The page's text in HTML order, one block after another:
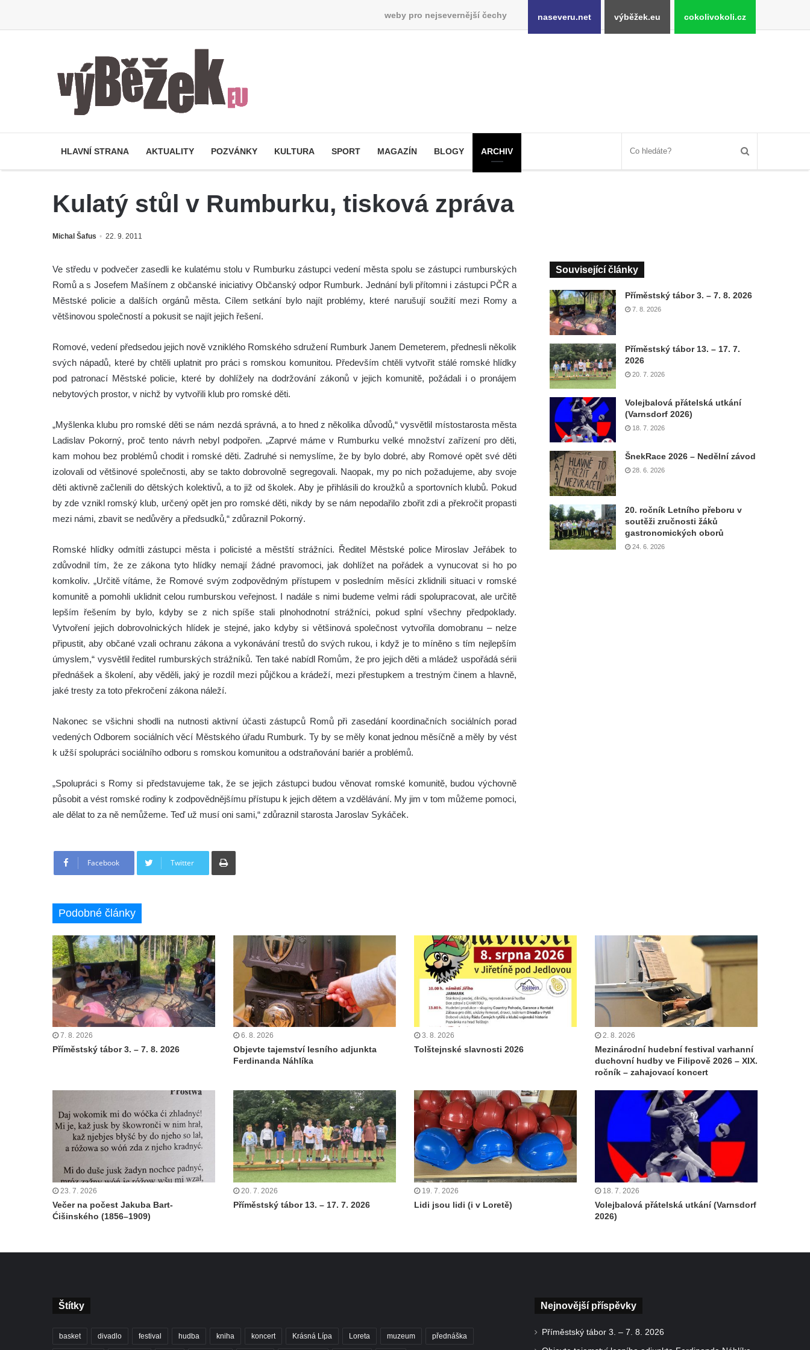
weby pro nejsevernější čechy naseveru.net výběžek.eu cokolivokoli.cz
HLAVNÍ STRANA AKTUALITY POZVÁNKY KULTURA SPORT MAGAZÍN BLOGY ARCHIV
Kulatý stůl v Rumburku, tisková zpráva
Michal Šafus 22. 9. 2011
Ve středu v podvečer zasedli ke kulatému stolu v Rumburku zástupci vedení města spolu se zástupci rumburských
Romů a s Josefem Mašínem z občanské iniciativy Občanský odpor Rumburk. Jednání byli přítomni i zástupci PČR a
Městské policie a dalších orgánů města. Cílem setkání bylo najít problémy, které narušují soužití mezi Romy a
většinovou společností a pokusit se najít jejich řešení.
Romové, vedení předsedou jejich nově vzniklého Romského sdružení Rumburk Janem Demeterem, přednesli několik
svých nápadů, které by chtěli uplatnit pro práci s romskou komunitou. Především chtěli vytvořit stálé romské hlídky
pod patronací Městské policie, které by dohlížely na dodržování zákonů v jejich komunitě, požádali i o pronájem
nebytových prostor, v nichž by vytvořili klub pro romské děti.
„Myšlenka klubu pro romské děti se nám nezdá správná, a to hned z několika důvodů,“ vysvětlil místostarosta města
Ladislav Pokorný, proč tento návrh nebyl podpořen. „Zaprvé máme v Rumburku velké množství zařízení pro děti,
kam mohou bez problémů chodit i romské děti. Zadruhé si nemyslíme, že by bylo dobré, aby Romové opět své děti
izolovali od většinové společnosti, aby se takto dobrovolně segregovali. Naopak, my po nich požadujeme, aby svoje
děti aktivně začlenili do dětských kolektivů, a to již od školek. Aby je přihlásili do kroužků a sportovních klubů. Pokud
by zde vznikl romský klub, určený opět jen pro romské děti, nikdy by se nám nepodařilo zbořit zdi a překročit propasti
mezi námi, zbavit se nedůvěry a předsudků,“ zdůraznil Pokorný.
Romské hlídky odmítli zástupci města i policisté a městští strážníci. Ředitel Městské police Miroslav Jeřábek to
zdůvodnil tím, že ze zákona tyto hlídky nemají žádné pravomoci, jak dohlížet na pořádek a vynucovat si ho po
komkoliv. „Určitě vítáme, že Romové svým zodpovědným přístupem v posledním měsíci zklidnili situaci v romské
komunitě a pomohli uklidnit celou rumburskou veřejnost. I nadále s nimi budeme velmi rádi spolupracovat, ale určitě
lepším řešením by bylo, kdyby se z nich spíše stali plnohodnotní strážníci, pokud splní všechny předpoklady.
Vytvoření jejich dobrovolnických hlídek je stejné, jako kdyby si většinová společnost vytvořila domobranu – nelze
připustit, aby občané vzali ochranu zákona a vykonávání trestů do svých rukou, i když je to míněno s tím nejlepším
úmyslem,“ vysvětlil ředitel rumburských strážníků. Ten také nabídl Romům, že pro jejich děti a mládež uspořádá sérii
přednášek a školení, aby věděli, jaký je rozdíl mezi půjčkou a krádeží, mezi přestupkem a trestným činem a hlavně,
jaké tresty za toto překročení zákona náleží.
Nakonec se všichni shodli na nutnosti aktivní účasti zástupců Romů při zasedání koordinačních sociálních porad
vedených Odborem sociálních věcí Městského úřadu Rumburk. Ty by se měly konat jednou měsíčně a měly by vést
k užší spolupráci sociálního odboru s romskou komunitou a odstraňování bariér a problémů.
„Spolupráci s Romy si představujeme tak, že se jejich zástupci budou věnovat romské komunitě, budou výchovně
působit a vést romské rodiny k zodpovědnějšímu přístupu k jejich dětem a vzdělávání. My jim v tom můžeme pomoci,
ale dělat to za ně nemůžeme. Teď už musí oni sami,“ zdůraznil starosta Jaroslav Sykáček.
Facebook Twitter
Tisknout
Související články
Příměstský tábor 3. – 7. 8. 2026
7. 8. 2026
Příměstský tábor 13. – 17. 7.
2026
20. 7. 2026
Volejbalová přátelská utkání
(Varnsdorf 2026)
18. 7. 2026
ŠnekRace 2026 – Nedělní závod
28. 6. 2026
20. ročník Letního přeboru v
soutěži zručnosti žáků
gastronomických oborů
24. 6. 2026
Podobné články
7. 8. 2026
Příměstský tábor 3. – 7. 8. 2026
6. 8. 2026
Objevte tajemství lesního adjunkta
Ferdinanda Náhlíka
3. 8. 2026
Tolštejnské slavnosti 2026
2. 8. 2026
Mezinárodní hudební festival varhanní
duchovní hudby ve Filipově 2026 – XIX.
ročník – zahajovací koncert
23. 7. 2026
Večer na počest Jakuba Bart-
Ćišinského (1856–1909)
20. 7. 2026
Příměstský tábor 13. – 17. 7. 2026
19. 7. 2026
Lidi jsou lidi (i v Loretě)
18. 7. 2026
Volejbalová přátelská utkání (Varnsdorf
2026)
Štítky
basket divadlo festival hudba kniha koncert Krásná Lípa Loreta muzeum přednáška
Nejnovější příspěvky
Příměstský tábor 3. – 7. 8. 2026